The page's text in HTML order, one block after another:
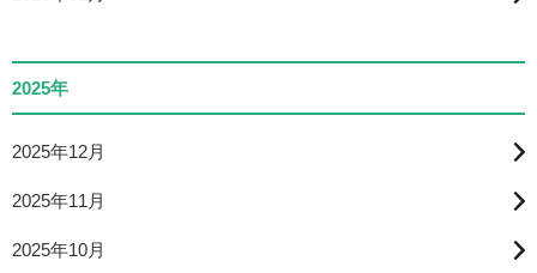
2025年
2025年12月
2025年11月
2025年10月